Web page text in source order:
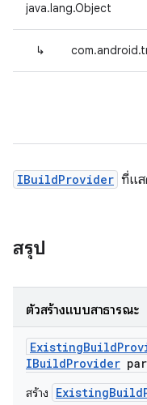
java.lang.Object
↳
IBuildProvider ที่แส
สรุป
ตัวสร้างแบบสาธารณะ
ExistingBuild
IBuildProvider
สร้าง